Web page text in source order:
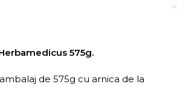
575g.
de 575g cu arnica de la